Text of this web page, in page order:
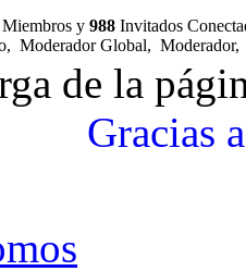
Miembros y 988 Invitados
, Moderador Global, Moderador
de la
Gracias a